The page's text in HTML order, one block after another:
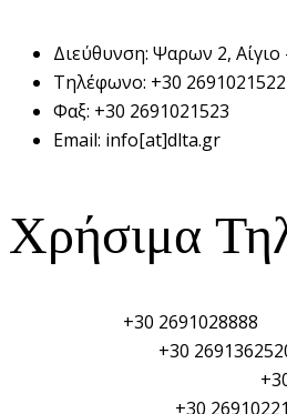
Διεύθυνση: Ψαρων 2, Αίγιο
Τηλέφωνο: +30 2691021522
Φαξ: +30 2691021523
Email: info[at]dlta.gr
Χρήσιμα
+30 2691028888
+30
+30